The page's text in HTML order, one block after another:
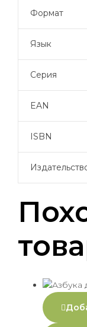
Формат
Язык
Серия
EAN
ISBN